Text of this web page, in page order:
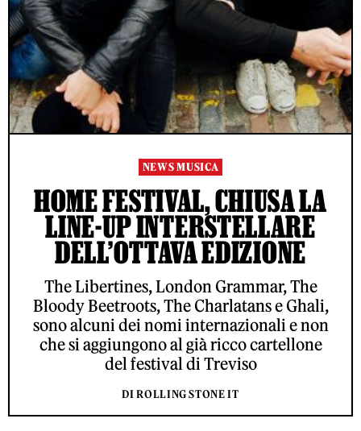
NEWS MUSICA
HOME FESTIVAL, CHIUSA LA
LINE-UP INTERSTELLARE
DELL’OTTAVA EDIZIONE
The Libertines, London Grammar, The
Bloody Beetroots, The Charlatans e Ghali,
sono alcuni dei nomi internazionali e non
che si aggiungono al già ricco cartellone
del festival di Treviso
DI ROLLING STONE IT